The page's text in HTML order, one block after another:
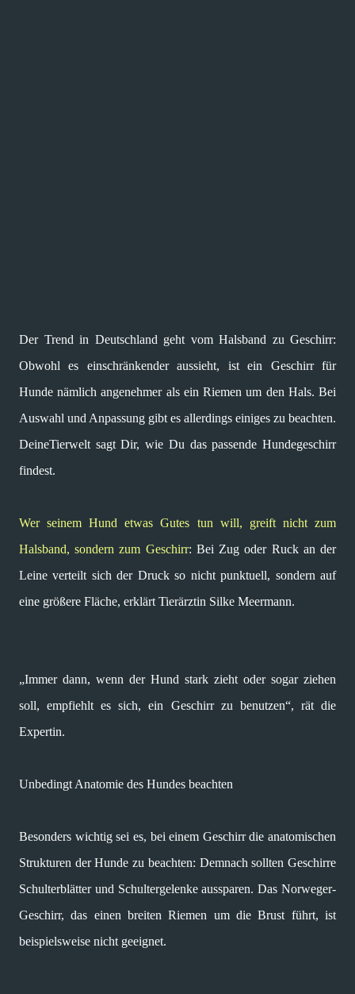
Der Trend in Deutschland geht vom Halsband zu Geschirr:
Obwohl es einschränkender aussieht, ist ein Geschirr für
Hunde nämlich angenehmer als ein Riemen um den Hals. Bei
Auswahl und Anpassung gibt es allerdings einiges zu beachten.
DeineTierwelt sagt Dir, wie Du das passende Hundegeschirr
findest.
Wer seinem Hund etwas Gutes tun will, greift nicht zum
Halsband, sondern zum Geschirr: Bei Zug oder Ruck an der
Leine verteilt sich der Druck so nicht punktuell, sondern auf
eine größere Fläche, erklärt Tierärztin Silke Meermann.
„Immer dann, wenn der Hund stark zieht oder sogar ziehen
soll, empfiehlt es sich, ein Geschirr zu benutzen“, rät die
Expertin.
Unbedingt Anatomie des Hundes beachten
Besonders wichtig sei es, bei einem Geschirr die anatomischen
Strukturen der Hunde zu beachten: Demnach sollten Geschirre
Schulterblätter und Schultergelenke aussparen. Das Norweger-
Geschirr, das einen breiten Riemen um die Brust führt, ist
beispielsweise nicht geeignet.